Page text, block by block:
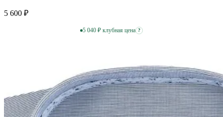
5 600 ₽
5 040 ₽ клубная цена ?